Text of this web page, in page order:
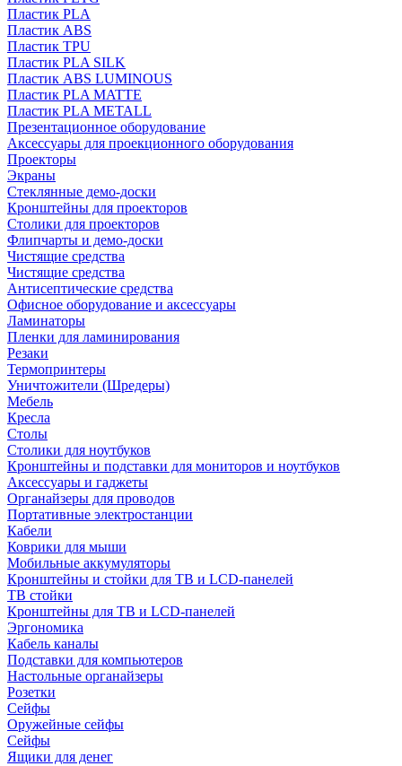
Пластик PLA
Пластик ABS
Пластик TPU
Пластик PLA SILK
Пластик ABS LUMINOUS
Пластик PLA MATTE
Пластик PLA METALL
Презентационное оборудование
Аксессуары для проекционного оборудования
Проекторы
Экраны
Стеклянные демо-доски
Кронштейны для проекторов
Столики для проекторов
Флипчарты и демо-доски
Чистящие средства
Чистящие средства
Антисептические средства
Офисное оборудование и аксессуары
Ламинаторы
Пленки для ламинирования
Резаки
Термопринтеры
Уничтожители (Шредеры)
Мебель
Кресла
Столы
Столики для ноутбуков
Кронштейны и подставки для мониторов и ноутбуков
Аксессуары и гаджеты
Органайзеры для проводов
Портативные электростанции
Кабели
Коврики для мыши
Мобильные аккумуляторы
Кронштейны и стойки для ТВ и LCD-панелей
ТВ стойки
Кронштейны для ТВ и LCD-панелей
Эргономика
Кабель каналы
Подставки для компьютеров
Настольные органайзеры
Розетки
Сейфы
Оружейные сейфы
Сейфы
Ящики для денег